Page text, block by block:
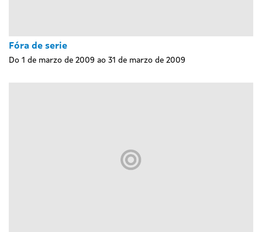
Fóra de serie
Do 1 de marzo de 2009 ao 31 de marzo de 2009